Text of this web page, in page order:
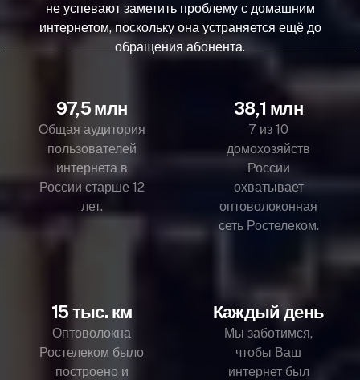
не успевают заметить проблему с домашним
интернетом, поскольку она устраняется ещё до
обращения абонента.
97,5 млн
Общая аудитория
пользователей
интернета в
России старше 12
лет.
38,1 млн
7 из 10
домохозяйств
России
охватывает
оптоволоконная
сеть Ростелеком.
15 тыс. км
Оптоволокна
Ростелеком было
построено и
Каждый день
Мы заботимся,
чтобы Ваш
интернет был